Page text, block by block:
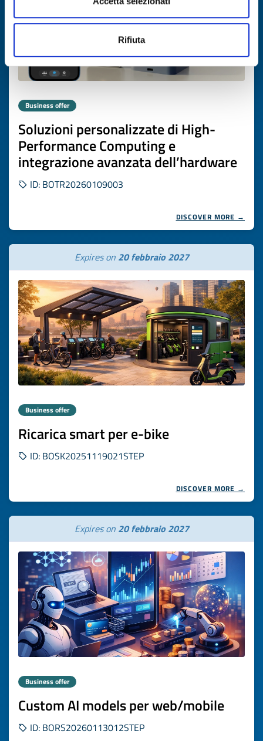
Rifiuta
Business offer
Soluzioni personalizzate di High-
Performance Computing e
integrazione avanzata dell’hardware
ID: BOTR20260109003
DISCOVER MORE →
Expires on 20 febbraio 2027
Business offer
Ricarica smart per e-bike
ID: BOSK20251119021STEP
DISCOVER MORE →
Expires on 20 febbraio 2027
Business offer
Custom AI models per web/mobile
ID: BORS20260113012STEP